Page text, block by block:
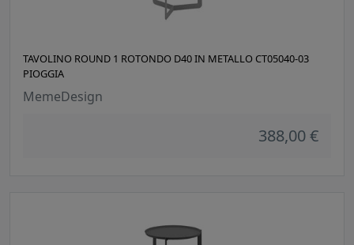
TAVOLINO ROUND 1 ROTONDO D40 IN METALLO CT05040-03
PIOGGIA
MemeDesign
388,00 €